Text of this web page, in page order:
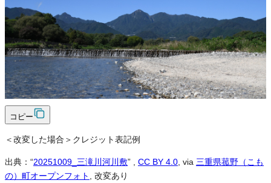
クレジット表記
必須
クレジット表記例
出典：“20251009_三滝川河川敷”,CC BY 4.0, via三重県菰野（こも
の）町オープンフォト
コピー
＜改変した場合＞クレジット表記例
出典：“20251009_三滝川河川敷” CC BY 4.0 , via 三重県菰野（こも
の）町オープンフォト
, 改変あり